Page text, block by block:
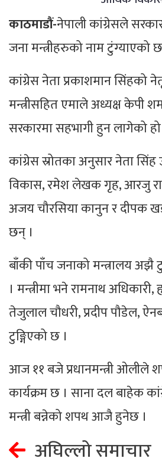
काठमाडौं-नेपाली कांग्रेसले
जना मन्त्रीहरुको नाम टुंग्याएको
कांग्रेस नेता प्रकाशमान सिंहको
मन्त्रीसहित एमाले अध्यक्ष केपी
सरकारमा सहभागी हुन लागेको
कांग्रेस स्रोतका अनुसार नेता सिंह
विकास, रमेश लेखक गृह, आरजु
अजय चौरसिया कानुन र दीपक
छन् ।
बाँकी पाँच जनाको मन्त्रालय अझै
। मन्त्रीमा भने रामनाथ अधिकारी,
तेजुलाल चौधरी, प्रदीप पौडेल,
टुङ्गिएको छ ।
आज ११ बजे प्रधानमन्त्री ओलीले
कार्यक्रम छ । साना दल बाहेक
मन्त्री बन्नेको शपथ आजै हुनेछ ।
अघिल्लो समाचार